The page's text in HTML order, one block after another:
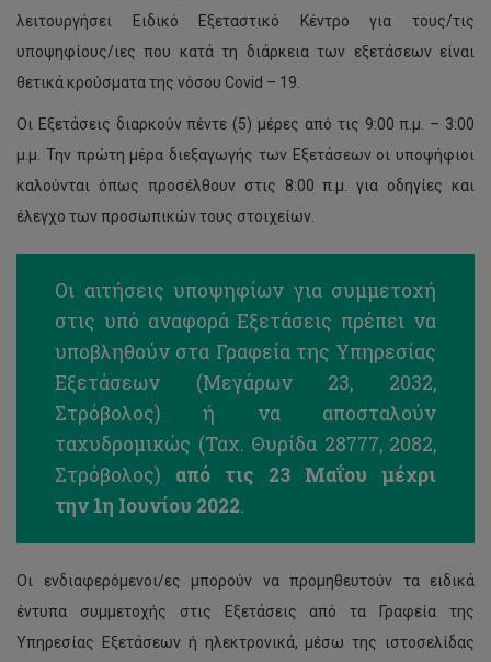
λειτουργήσει Ειδικό Εξεταστικό Κέντρο για τους/τις
υποψηφίους/ιες που κατά τη διάρκεια των εξετάσεων είναι
θετικά κρούσματα της νόσου Covid – 19.
Οι Εξετάσεις διαρκούν πέντε (5) μέρες από τις 9:00 π.μ. – 3:00
μ.μ. Την πρώτη μέρα διεξαγωγής των Εξετάσεων οι υποψήφιοι
καλούνται όπως προσέλθουν στις 8:00 π.μ. για οδηγίες και
έλεγχο των προσωπικών τους στοιχείων.
Οι αιτήσεις υποψηφίων για συμμετοχή
στις υπό αναφορά Εξετάσεις πρέπει να
υποβληθούν στα Γραφεία της Υπηρεσίας
Εξετάσεων (Μεγάρων 23, 2032,
Στρόβολος) ή να αποσταλούν
ταχυδρομικώς (Ταχ. Θυρίδα 28777, 2082,
Στρόβολος) από τις 23 Μαΐου μέχρι
την 1η Ιουνίου 2022.
Οι ενδιαφερόμενοι/ες μπορούν να προμηθευτούν τα ειδικά
έντυπα συμμετοχής στις Εξετάσεις από τα Γραφεία της
Υπηρεσίας Εξετάσεων ή ηλεκτρονικά, μέσω της ιστοσελίδας